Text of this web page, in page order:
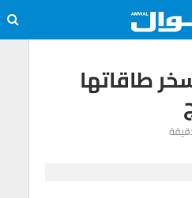
طاقاتها